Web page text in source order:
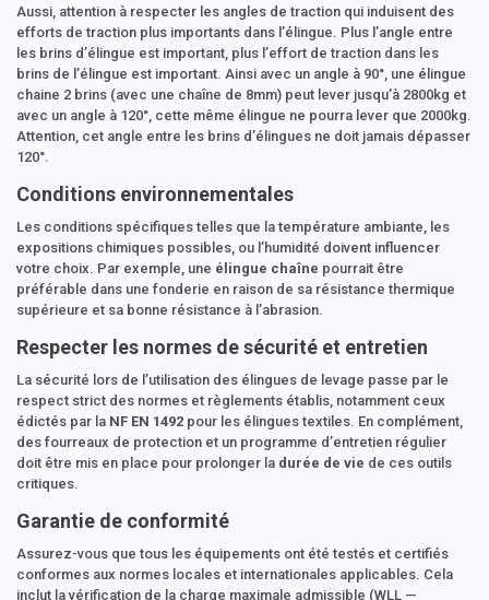
Aussi, attention à respecter les angles de traction qui induisent des
efforts de traction plus importants dans l’élingue. Plus l’angle entre
les brins d’élingue est important, plus l’effort de traction dans les
brins de l’élingue est important. Ainsi avec un angle à 90°, une élingue
chaine 2 brins (avec une chaîne de 8mm) peut lever jusqu’à 2800kg et
avec un angle à 120°, cette même élingue ne pourra lever que 2000kg.
Attention, cet angle entre les brins d’élingues ne doit jamais dépasser
120°.
Conditions environnementales
Les conditions spécifiques telles que la température ambiante, les
expositions chimiques possibles, ou l’humidité doivent influencer
votre choix. Par exemple, une élingue chaîne pourrait être
préférable dans une fonderie en raison de sa résistance thermique
supérieure et sa bonne résistance à l’abrasion.
Respecter les normes de sécurité et entretien
La sécurité lors de l’utilisation des élingues de levage passe par le
respect strict des normes et règlements établis, notamment ceux
édictés par la NF EN 1492 pour les élingues textiles. En complément,
des fourreaux de protection et un programme d’entretien régulier
doit être mis en place pour prolonger la durée de vie de ces outils
critiques.
Garantie de conformité
Assurez-vous que tous les équipements ont été testés et certifiés
conformes aux normes locales et internationales applicables. Cela
inclut la vérification de la charge maximale admissible (WLL —